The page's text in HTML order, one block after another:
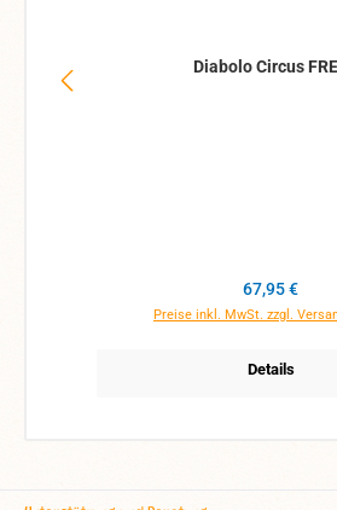
Diabolo Circus
Regulärer
67,95 €
Preise inkl. MwSt. zzgl.
Details